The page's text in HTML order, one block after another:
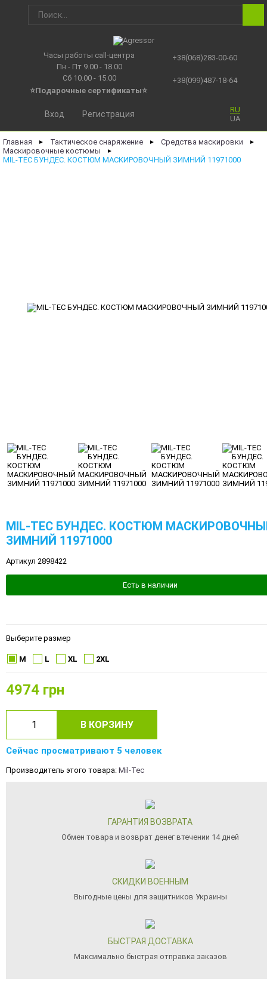
Часы работы call-центра
Пн - Пт 9.00 - 18.00
Сб 10.00 - 15.00
⭐Подарочные сертификаты⭐
+38(068)283-00-60
+38(099)487-18-64
RU
UA
Вход Регистрация
Главная ► Тактическое снаряжение ► Средства маскировки ►
Маскировочные костюмы ►
MIL-TEC БУНДЕС. КОСТЮМ МАСКИРОВОЧНЫЙ ЗИМНИЙ 11971000
MIL-TEC БУНДЕС. КОСТЮМ
ЗИМНИЙ 11971000
Артикул 2898422
Есть в наличии
Выберите размер
M L XL 2XL
4974 грн
В КОРЗИНУ
Сейчас просматривают 5 человек
Производитель этого товара: Mil-Tec
ГАРАНТИЯ ВОЗВРАТА
Обмен товара и возврат денег втечении 14 дней
СКИДКИ ВОЕННЫМ
Выгодные цены для защитников Украины
БЫСТРАЯ ДОСТАВКА
Максимально быстрая отправка заказов